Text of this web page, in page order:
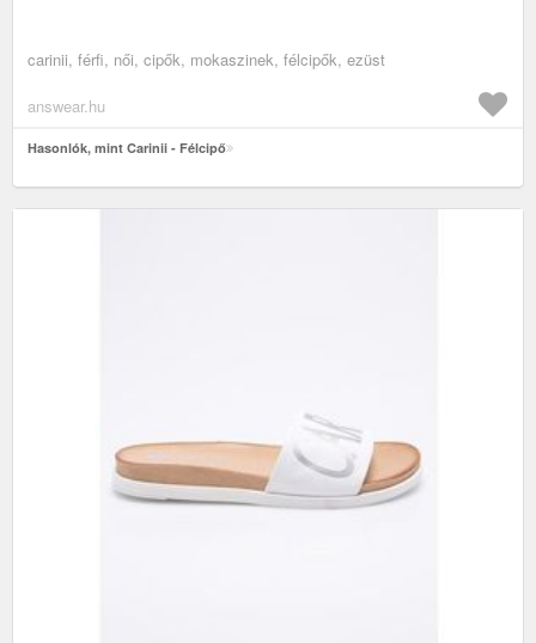
carinii, férfi, női, cipők, mokaszinek, félcipők, ezüst
answear.hu
Hasonlók, mint Carinii - Félcipő